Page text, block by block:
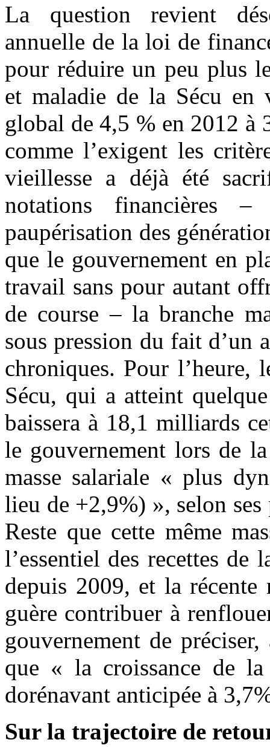
La question revient
annuelle de la loi de
pour réduire un peu plus
et maladie de la Sécu
global de 4,5 % en 2012 à
comme l’exigent les
vieillesse a déjà été
notations financières
paupérisation des
que le gouvernement en
travail sans pour autant
de course – la branche
sous pression du fait d’un
chroniques. Pour
Sécu, qui a atteint
baissera à 18,1 milliards
le gouvernement lors de
masse salariale « plus
lieu de +2,9%) », selon
Reste que cette même
l’essentiel des recettes de
depuis 2009, et la récente
guère contribuer à
gouvernement de
que « la croissance de
dorénavant anticipée à
Sur la trajectoire de